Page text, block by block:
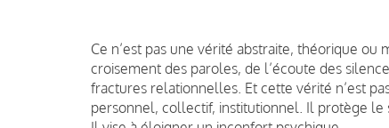
Ce n’est pas une vérité abstraite, théorique ou
croisement des paroles, de l’écoute des
fractures relationnelles. Et cette vérité n’est
personnel, collectif, institutionnel. Il protège